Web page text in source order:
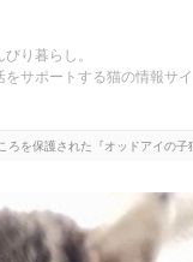
り暮らし。
をサポートする猫の情報サイ
ろを保護された『オッドアイの